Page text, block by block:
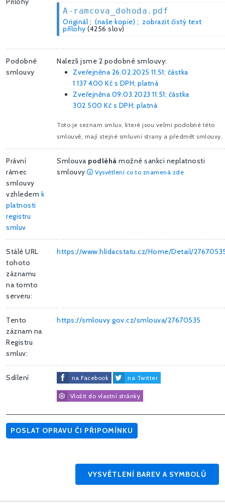
A-ramcova_dohoda.pdf
Originál ; (naše kopie) ; zobrazit čistý text
přílohy (4256 slov)
Podobné
smlouvy
Nalezli jsme 2 podobné smlouvy:
Zveřejněna 26.02.2025 11.51; částka
1 137 400 Kč s DPH; platná
Zveřejněna 09.03.2023 11.51; částka
302 500 Kč s DPH; platná
Toto je seznam smluv, které jsou velmi podobné této
smlouvě, mají stejné smluvní strany a předmět smlouvy.
Právní
rámec
smlouvy
vzhledem k
platnosti
registru
smluv
Smlouva podléhá možné sankci neplatnosti
smlouvy
Vysvětlení co to znamená zde
Stálé URL
tohoto
záznamu
na tomto
serveru:
https://www.hlidacstatu.cz/Home/Detail/
Tento
záznam na
Registru
smluv:
https://smlouvy.gov.cz/smlouva/27670535
Sdílení na Facebook na Twitter
Vložit do vlastní stránky
POSLAT OPRAVU ČI PŘIPOMÍNKU
VYSVĚTLENÍ BAREV A SYMBOLŮ